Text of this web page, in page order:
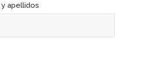
apellidos